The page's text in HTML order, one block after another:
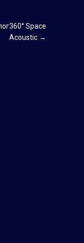
360° Space
Acoustic →